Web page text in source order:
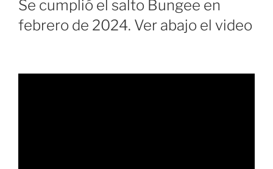
Se cumplió el salto Bungee en
febrero de 2024. Ver abajo el video